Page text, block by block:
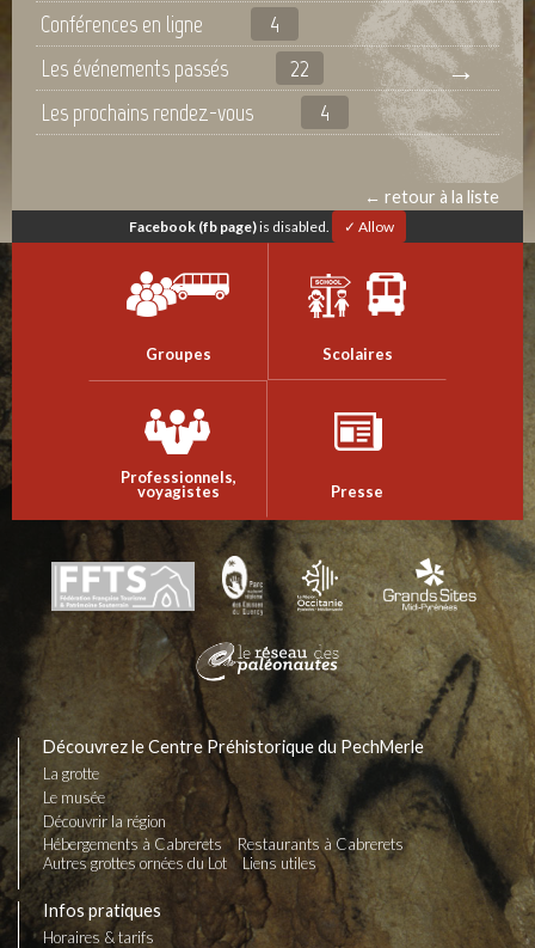
Conférences en ligne
4
Les événements passés
22
Les prochains rendez-vous
4
← retour à la liste
Facebook (fb page)is disabled. ✓ Allow
Groupes Scolaires
Professionnels,
voyagistes Presse
Découvrez le Centre Préhistorique du PechMerle
La grotte
Le musée
Découvrir la région
Hébergements à Cabrerets
Restaurants à Cabrerets
Autres grottes ornées du Lot
Liens utiles
Infos pratiques
Horaires & tarifs